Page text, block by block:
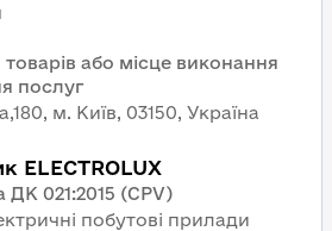
або місце виконання
послуг
м. Київ, 03150, Україна
ELECTROLUX
ДК 021:2015 (CPV)
побутові прилади